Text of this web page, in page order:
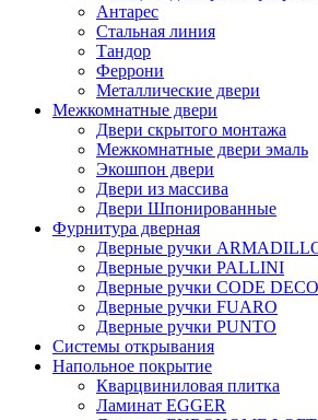
Антарес
Стальная линия
Тандор
Феррони
Металлические двери
Межкомнатные двери
Двери скрытого монтажа
Межкомнатные двери эмаль
Экошпон двери
Двери из массива
Двери Шпонированные
Фурнитура дверная
Дверные ручки
Дверные ручки PALLINI
Дверные ручки CODE DECO
Дверные ручки FUARO
Дверные ручки PUNTO
Системы открывания
Напольное покрытие
Кварцвиниловая плитка
Ламинат EGGER